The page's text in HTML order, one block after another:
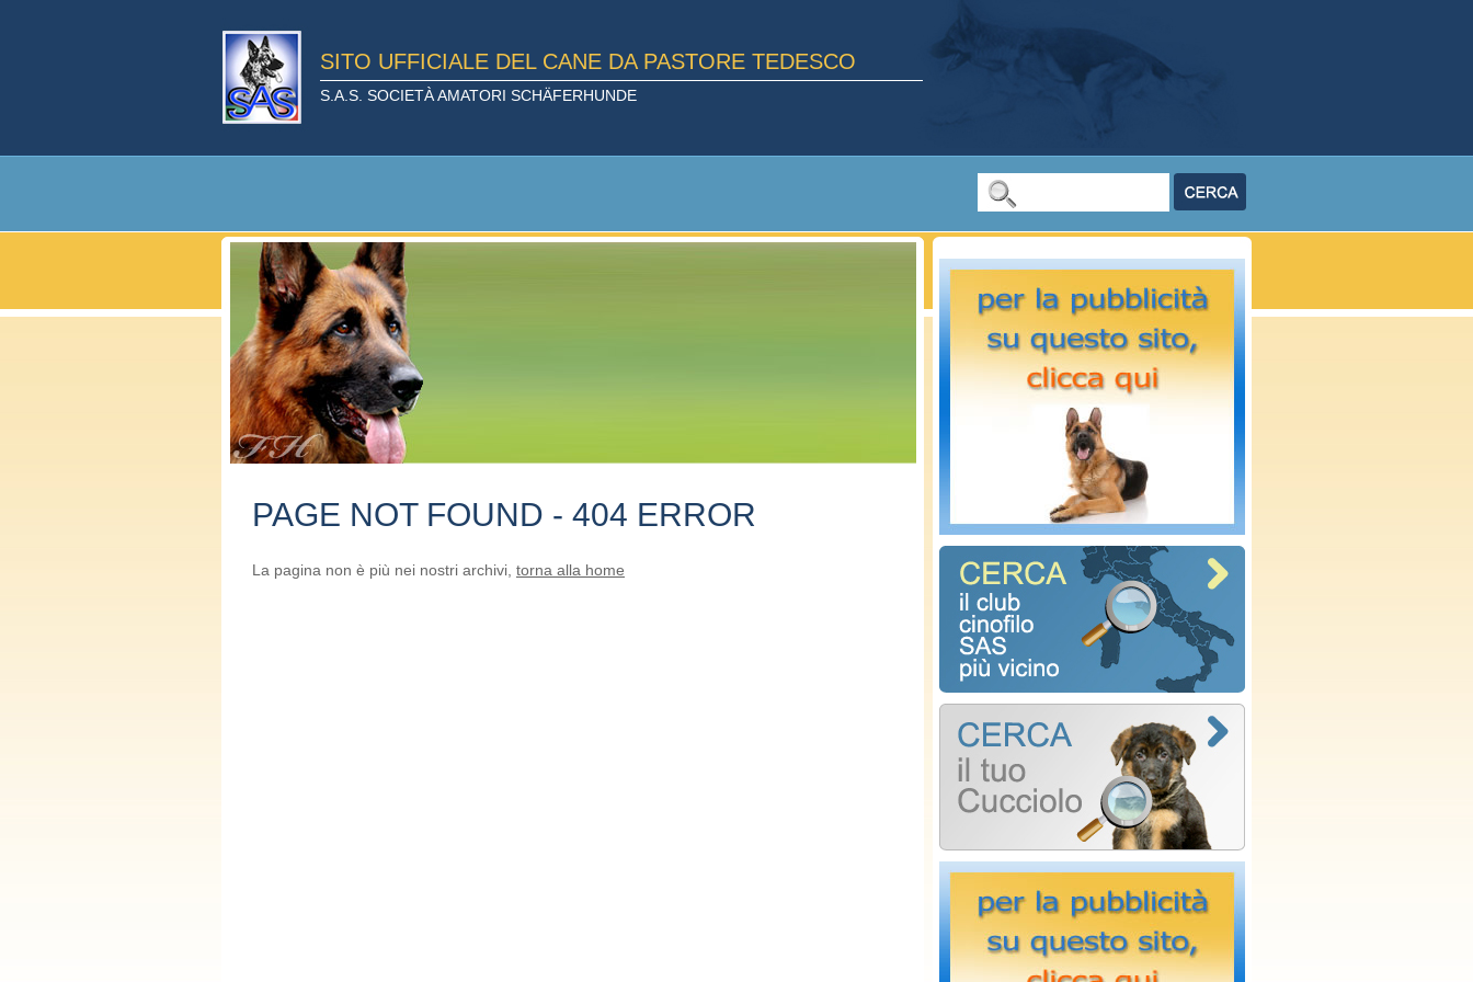
SITO UFFICIALE DEL CANE DA PASTORE TEDESCO
S.A.S. SOCIETÀ AMATORI SCHÄFERHUNDE
PAGE NOT FOUND - 404 ERROR
La pagina non è più nei nostri archivi, torna alla home